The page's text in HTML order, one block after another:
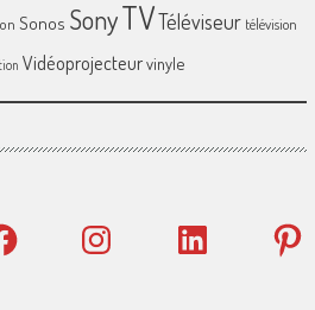
Sonos SonyTVTéléviseur télévision
Vidéoprojecteurvinyle
Instagram LinkedIn